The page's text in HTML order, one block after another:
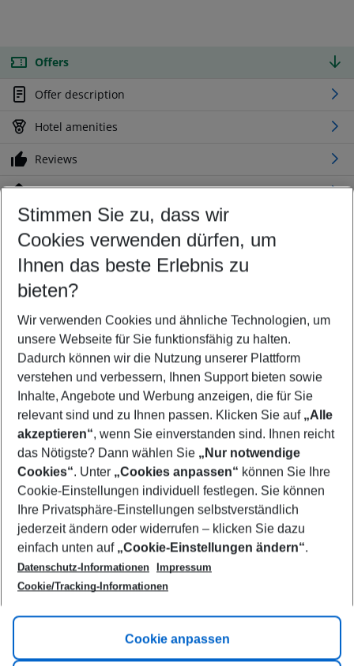
Offers
Offer description
Hotel amenities
Reviews
Location
Customize your offer
Find the perfect deal which suits your best
Your departure airport
Any airport
Select your date range
09/08/26–07/08/27 5-8 nights
Who will travel
2 adults No children
Show more filter
Footer
Footer navigation
Title A
Link A
Stimmen Sie zu, dass wir
Cookies verwenden dürfen, um
Ihnen das beste Erlebnis zu
bieten?
Wir verwenden Cookies und ähnliche Technologien, um
unsere Webseite für Sie funktionsfähig zu halten.
Dadurch können wir die Nutzung unserer Plattform
verstehen und verbessern, Ihnen Support bieten sowie
Inhalte, Angebote und Werbung anzeigen, die für Sie
relevant sind und zu Ihnen passen. Klicken Sie auf „Alle
akzeptieren“, wenn Sie einverstanden sind. Ihnen reicht
das Nötigste? Dann wählen Sie „Nur notwendige
Cookies“. Unter „Cookies anpassen“ können Sie Ihre
Cookie-Einstellungen individuell festlegen. Sie können
Ihre Privatsphäre-Einstellungen selbstverständlich
jederzeit ändern oder widerrufen – klicken Sie dazu
einfach unten auf „Cookie-Einstellungen ändern“.
Datenschutz-Informationen
Impressum
Cookie/Tracking-Informationen
Cookie anpassen